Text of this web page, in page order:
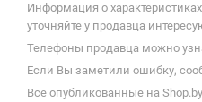
Информация о
уточняйте у продавца
Телефоны продавца можно
Если Вы заметили ошибку,
Все опубликованные на